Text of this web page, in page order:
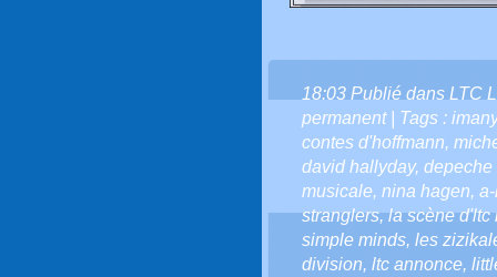
18:03 Publié dans LTC
permanent| Tags : imany
contes d'hoffmann,
david hallyday, depeche
musicale, nina hagen,
stranglers,la scène d'ltc
simple minds, les
division, ltc annonce,